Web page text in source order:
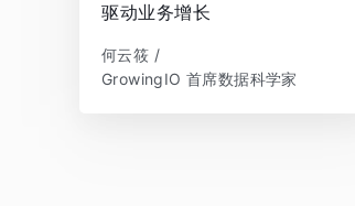
驱动业务增长
何云筱 /
GrowingIO 首席数据科学家